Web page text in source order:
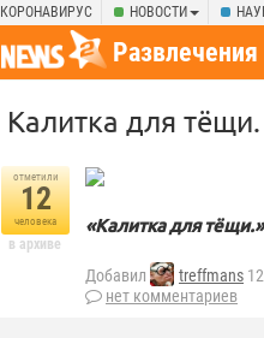
КОРОНАВИРУС НОВОСТИ
Развлечения
Калитка для тёщи.
отметили
12
человека
в архиве
«Калитка для тёщи.»
Добавил treffmans
нет комментариев